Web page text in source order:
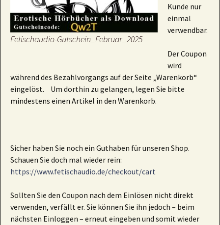
Fetischaudio-Gutschein_Februar_2025
Kunde nur
einmal
verwendbar.
Der Coupon
wird
während des Bezahlvorgangs auf der Seite „Warenkorb“
eingelöst. Um dorthin zu gelangen, legen Sie bitte
mindestens einen Artikel in den Warenkorb.
Sicher haben Sie noch ein Guthaben für unseren Shop.
Schauen Sie doch mal wieder rein:
https://www.fetischaudio.de/checkout/cart
Sollten Sie den Coupon nach dem Einlösen nicht direkt
verwenden, verfällt er. Sie können Sie ihn jedoch – beim
nächsten Einloggen – erneut eingeben und somit wieder